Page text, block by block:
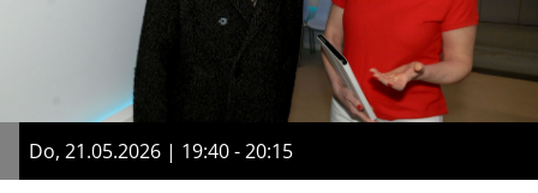
Do, 21.05.2026 | 19:40 - 20:15